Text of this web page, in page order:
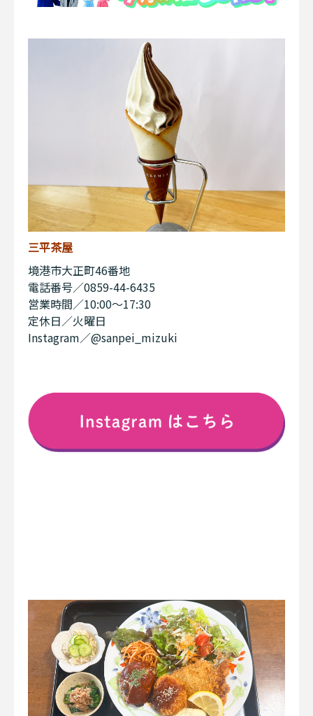
三平茶屋
境港市大正町46番地
電話番号／0859-44-6435
営業時間／10:00〜17:30
定休日／火曜日
Instagram／@sanpei_mizuki